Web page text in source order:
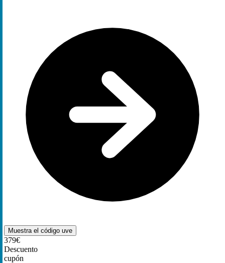
Muestra el código uve
379€
Descuento
cupón